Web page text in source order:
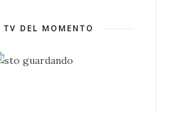
TV DEL MOMENTO